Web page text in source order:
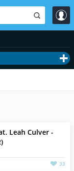
Leah Culver -
33